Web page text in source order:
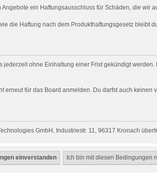
ein Haftungsausschluss für Schäden, die wir
die Haftung nach dem Produkthaftungsgesetz bleibt
ohne Einhaltung einer Frist gekündigt
für das Board anmelden. Du darfst auch
GmbH, Industriestr. 11, 96317 Kronach